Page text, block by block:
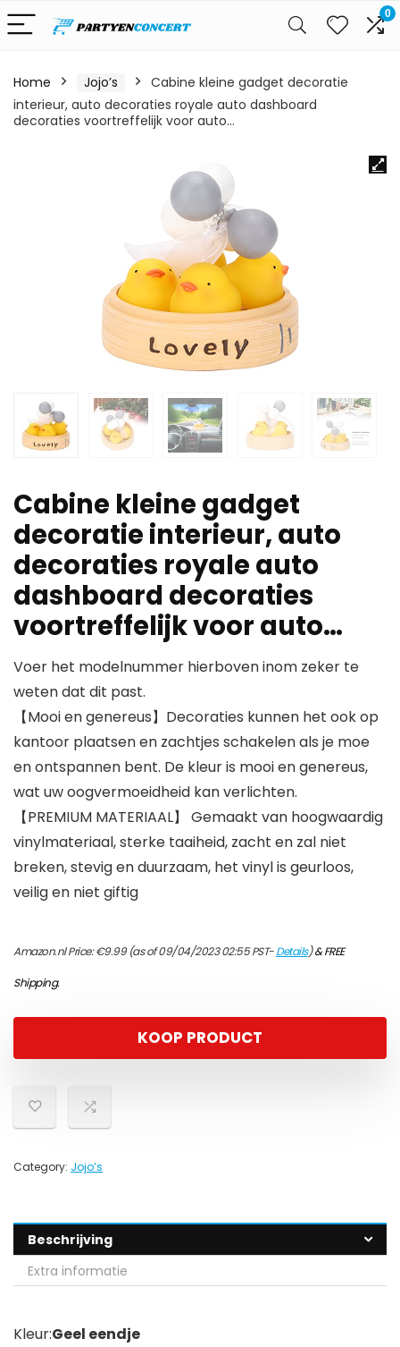
0
Home Jojo’s
Cabine kleine gadget decoratie
interieur, auto decoraties royale auto dashboard
decoraties voortreffelijk voor auto…
Cabine kleine gadget
decoratie interieur, auto
decoraties royale auto
dashboard decoraties
voortreffelijk voor auto…
Voer het modelnummer hierboven inom zeker te
weten dat dit past.
【Mooi en genereus】Decoraties kunnen het ook op
kantoor plaatsen en zachtjes schakelen als je moe
en ontspannen bent. De kleur is mooi en genereus,
wat uw oogvermoeidheid kan verlichten.
【PREMIUM MATERIAAL】 Gemaakt van hoogwaardig
vinylmateriaal, sterke taaiheid, zacht en zal niet
breken, stevig en duurzaam, het vinyl is geurloos,
veilig en niet giftig
Amazon.nl Price:€9.99(as of 09/04/2023 02:55 PST-Details)&FREE
Shipping.
KOOP PRODUCT
Category: Jojo’s
Beschrijving
Extra informatie
Kleur:Geel eendje